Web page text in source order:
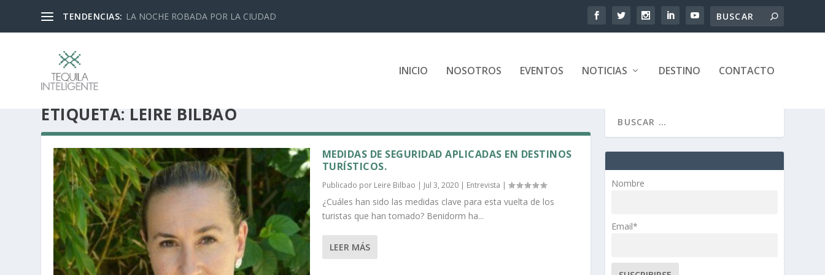
TENDENCIAS: LA NOCHE ROBADA POR LA CIUDAD
INICIO NOSOTROS EVENTOS NOTICIAS DESTINO CONTACTO
ETIQUETA: LEIRE BILBAO
MEDIDAS DE SEGURIDAD APLICADAS EN DESTINOS
TURÍSTICOS.
Publicado por Leire Bilbao | Jul 3, 2020| Entrevista |
¿Cuáles han sido las medidas clave para esta vuelta de los
turistas que han tomado? Benidorm ha...
LEER MÁS
Nombre
Email*